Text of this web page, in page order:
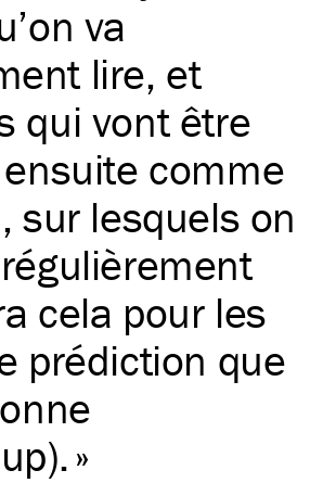
va
lire, et
qui vont être
comme
sur lesquels on
cela pour les
prédiction que